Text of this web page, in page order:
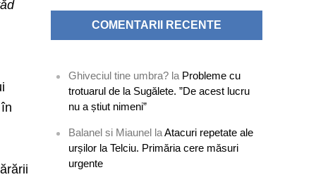
COMENTARII RECENTE
Ghiveciul tine umbra? la Probleme cu
trotuarul de la Sugălete. ”De acest lucru
nu a știut nimeni”
Balanel si Miaunel laAtacuri repetate ale
urșilor la Telciu. Primăria cere măsuri
urgente